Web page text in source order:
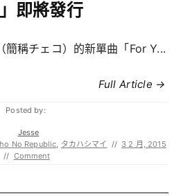
即將發行
稱チェコ）的新單曲「For Y...
Full Article →
Posted by:
Jesse
No Republic, タカハシマイ // 3 2 月, 2015
// Comment